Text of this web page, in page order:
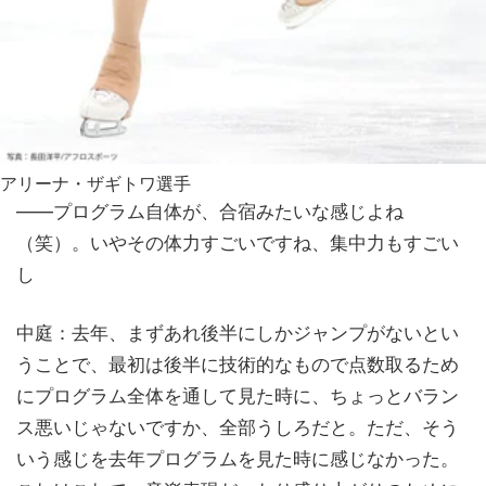
アリーナ・ザギトワ選手
——プログラム自体が、合宿みたいな感じよね
（笑）。いやその体力すごいですね、集中力もすごい
し
中庭：去年、まずあれ後半にしかジャンプがないとい
うことで、最初は後半に技術的なもので点数取るため
にプログラム全体を通して見た時に、ちょっとバラン
ス悪いじゃないですか、全部うしろだと。ただ、そう
いう感じを去年プログラムを見た時に感じなかった。